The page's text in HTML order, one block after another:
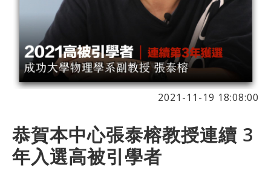
2021-11-19 18:08:00
恭賀本中心張泰榕教授連續 3
年入選高被引學者